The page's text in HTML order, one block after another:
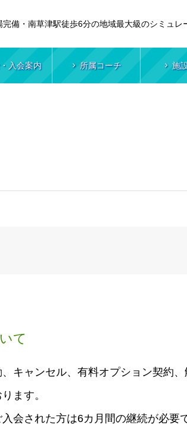
完備・南草津駅徒歩6分の地域最大級のシミュレ
入会案内 所属コーチ 施
て
キャンセル、有料オプション契約
ます。
会された方は6カ月間の継続が必要